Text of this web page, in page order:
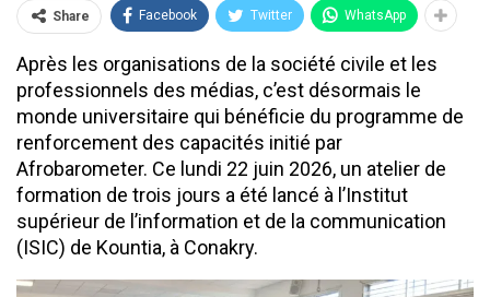
Share Facebook Twitter WhatsApp
Après les organisations de la société civile et les
professionnels des médias, c’est désormais le
monde universitaire qui bénéficie du programme de
renforcement des capacités initié par
Afrobarometer. Ce lundi 22 juin 2026, un atelier de
formation de trois jours a été lancé à l’Institut
supérieur de l’information et de la communication
(ISIC) de Kountia, à Conakry.